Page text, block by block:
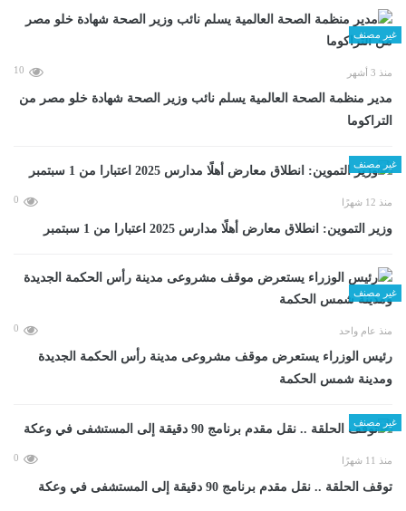
غير مصنف
منذ 3 أشهر 10
مدير منظمة الصحة العالمية يسلم نائب وزير الصحة شهادة خلو مصر من
التراكوما
غير مصنف
منذ 12 شهرًا 0
وزير التموين: انطلاق معارض أهلًا مدارس 2025 اعتبارا من 1 سبتمبر
غير مصنف
منذ عام واحد 0
رئيس الوزراء يستعرض موقف مشروعى مدينة رأس الحكمة الجديدة
ومدينة شمس الحكمة
غير مصنف
منذ 11 شهرًا 0
توقف الحلقة .. نقل مقدم برنامج 90 دقيقة إلى المستشفى في وعكة